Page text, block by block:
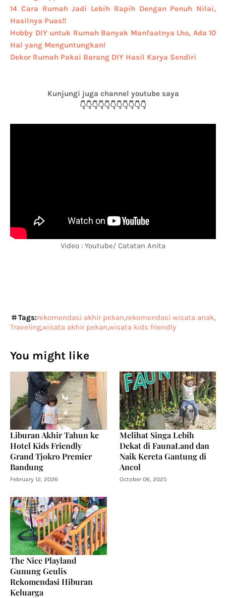
14 Cara Rumah Jadi Lebih Rapih Dengan Penuh Nilai,
Hasilnya Puas!!
Hobby DIY untuk Rumah Banyak Manfaatnya Lho, Ada 10
Hal yang Menguntungkan!
Dekor Rumah Pakai Barang DIY Hasil Karya Sendiri
Kunjungi juga channel youtube saya
👇👇👇👇👇👇👇👇👇👇👇
Video : Youtube/ Catatan Anita
Tags:rekomendasi akhir pekan rekomendasi wisata anak
Travelingwisata akhir pekan wisata kids friendly
You might like
Liburan Akhir Tahun ke
Hotel Kids Friendly
Grand Tjokro Premier
Bandung
February 12, 2026
Melihat Singa Lebih
Dekat di FaunaLand dan
Naik Kereta Gantung di
Ancol
October 06, 2025
The Nice Playland
Gunung Geulis
Rekomendasi Hiburan
Keluarga